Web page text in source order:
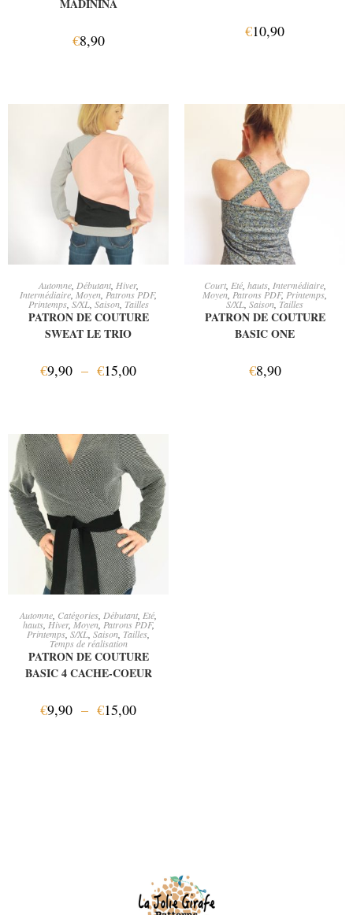
€8,90 €10,90
CHOIX DES OPTIONS
Automne, Débutant, Hiver,
Intermédiaire, Moyen Patrons PDF,
Printemps,S/XL, Saison, Tailles
PATRON DE COUTURE
SWEAT LE TRIO
€9,90 – €15,00
AJOUTER AU PANIER
Court, Eté, hauts, Intermédiaire,
Moyen Patrons PDF, Printemps
S/XL Saison Tailles
PATRON DE COUTURE
BASIC ONE
€8,90
CHOIX DES OPTIONS
Automne Catégories Débutant Eté
hauts, Hiver, Moyen, Patrons PDF,
Printemps ,S/XL Saison Tailles
Temps de réalisation
PATRON DE COUTURE
BASIC 4 CACHE-COEUR
€9,90 – €15,00